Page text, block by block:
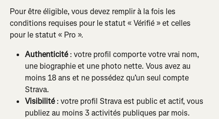
Pour être éligible, vous devez remplir à la fois les
conditions requises pour le statut « Vérifié » et celles
pour le statut « Pro ».
Authenticité : votre profil comporte votre vrai nom,
une biographie et une photo nette. Vous avez au
moins 18 ans et ne possédez qu’un seul compte
Strava.
Visibilité : votre profil Strava est public et actif, vous
publiez au moins 3 activités publiques par mois.